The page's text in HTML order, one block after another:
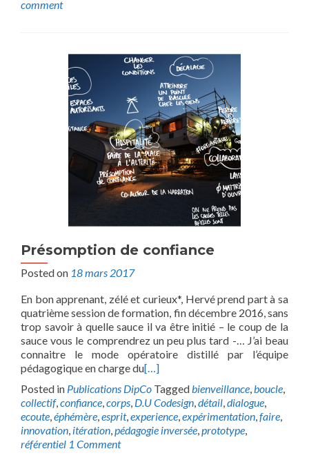
comment
Présomption de confiance
Posted on 18 mars 2017
En bon apprenant, zélé et curieux*, Hervé prend part à sa
quatrième session de formation, fin décembre 2016, sans
trop savoir à quelle sauce il va être initié – le coup de la
sauce vous le comprendrez un peu plus tard -… J’ai beau
connaitre le mode opératoire distillé par l’équipe
pédagogique en charge du[…]
Posted in Publications DipCo Taggedbienveillance,boucle,
collectif,confiance,corps, D.U Codesign,détail,dialogue,
ecoute,éphémère,esprit,experience,expérimentation,faire,
innovation, itération,pédagogie inversée,prototype,
référentiel 1 Comment